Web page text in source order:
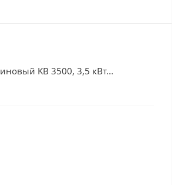
KB 3500, 3,5 кВт...